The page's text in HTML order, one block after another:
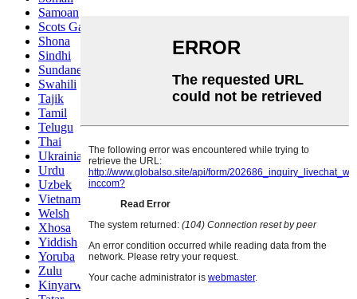
Samoan
Scots Gaelic
Shona
Sindhi
Sundanese
Swahili
Tajik
Tamil
Telugu
Thai
Ukrainian
Urdu
Uzbek
Vietnamese
Welsh
Xhosa
Yiddish
Yoruba
Zulu
Kinyarwanda